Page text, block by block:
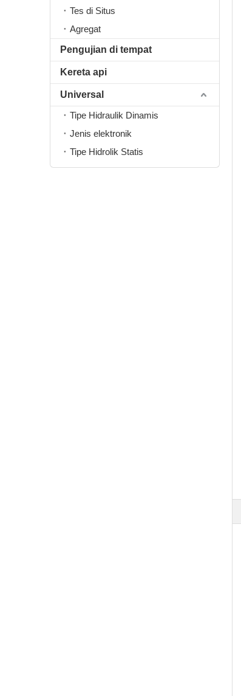
Tes di Situs
Agregat
Pengujian di tempat
Kereta api
Universal
Tipe Hidraulik Dinamis
Jenis elektronik
Tipe Hidrolik Statis